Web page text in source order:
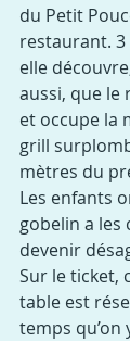
du Petit
restaurant.
elle
aussi, que le
et occupe la
grill
mètres du
Les enfants
gobelin a les
devenir
Sur le ticket,
table est
temps